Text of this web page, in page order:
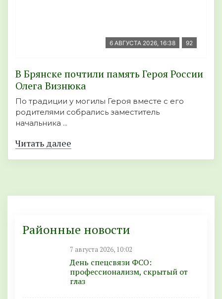
6 АВГУСТА 2026, 16:38 92
В Брянске почтили память Героя России
Олега Визнюка
По традиции у могилы Героя вместе с его
родителями собрались заместитель
начальника ...
Читать далее
Районные новости
7 августа 2026, 10:02
День спецсвязи ФСО:
профессионализм, скрытый от
глаз